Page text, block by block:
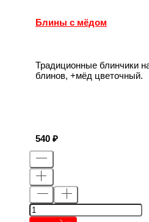
Блины с мёдом
Традиционные блинчики
блинов, +мёд цветочный.
540